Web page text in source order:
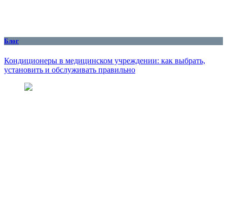
Блог
Кондиционеры в медицинском учреждении: как выбрать,
установить и обслуживать правильно